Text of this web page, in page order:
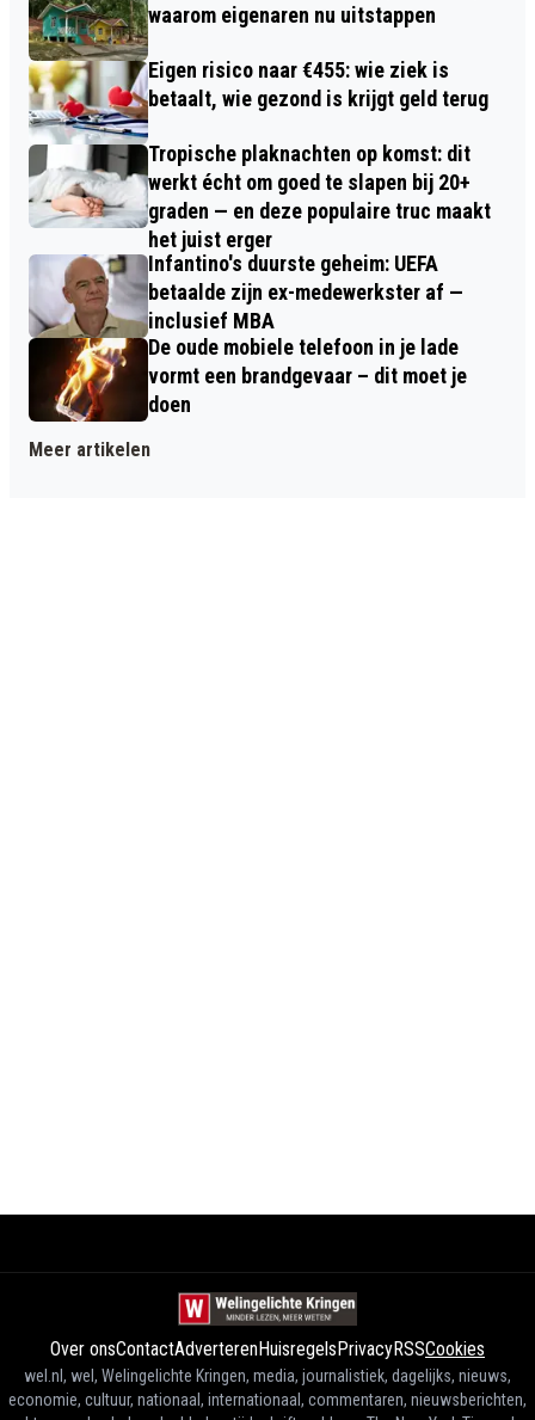
waarom eigenaren nu uitstappen
Eigen risico naar €455: wie ziek is
betaalt, wie gezond is krijgt geld terug
Tropische plaknachten op komst: dit
werkt écht om goed te slapen bij 20+
graden — en deze populaire truc maakt
het juist erger
Infantino's duurste geheim: UEFA
betaalde zijn ex-medewerkster af —
inclusief MBA
De oude mobiele telefoon in je lade
vormt een brandgevaar – dit moet je
doen
Meer artikelen
Over onsContactAdverterenHuisregelsPrivacyRSSCookies
wel.nl, wel, Welingelichte Kringen, media, journalistiek, dagelijks, nieuws,
economie, cultuur, nationaal, internationaal, commentaren, nieuwsberichten,